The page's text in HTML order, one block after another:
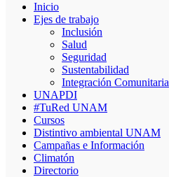
Inicio
Ejes de trabajo
Inclusión
Salud
Seguridad
Sustentabilidad
Integración Comunitaria
UNAPDI
#TuRed UNAM
Cursos
Distintivo ambiental UNAM
Campañas e Información
Climatón
Directorio